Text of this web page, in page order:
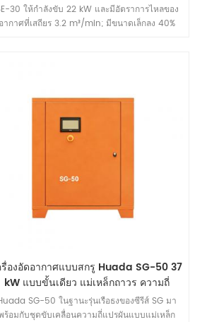
30 ให้กำลังขับ 22 kW และมีอัตราการไหลของ
อากาศที่เสถียร 3.2 m³/min; มีขนาดเล็กลง 40%
รื่องอัดอากาศแบบสกรู Huada SG-50 37
kW แบบขั้นเดียว แม่เหล็กถาวร ความถี่
แปรผัน
SG-50 ในฐานะรุ่นเรือธงของซีรีส์ SG มา
ร้อมกับชุดขับเคลื่อนความถี่แปรผันแบบแม่เหล็ก